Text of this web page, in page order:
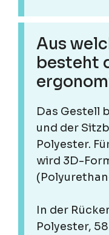
Aus
besteht
Das Gestell
und der
Polyester.
wird 3D-
In der
Polyester,